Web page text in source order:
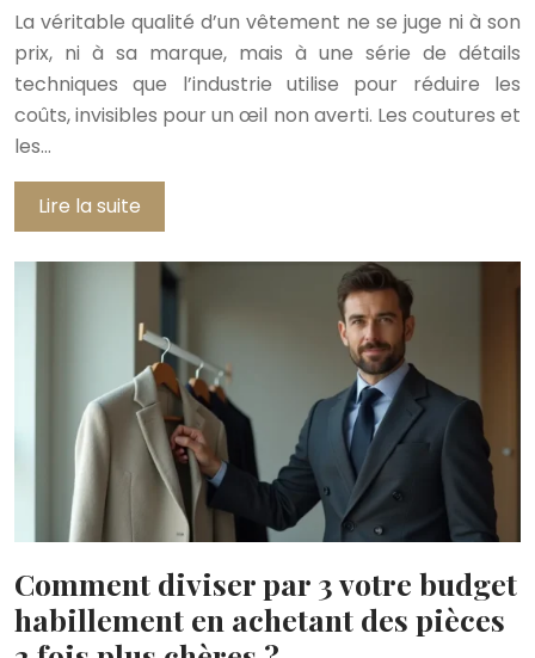
La véritable qualité d’un vêtement ne se juge ni à son
prix, ni à sa marque, mais à une série de détails
techniques que l’industrie utilise pour réduire les
coûts, invisibles pour un œil non averti. Les coutures et
les…
Lire la suite
Comment diviser par 3 votre budget
habillement en achetant des pièces